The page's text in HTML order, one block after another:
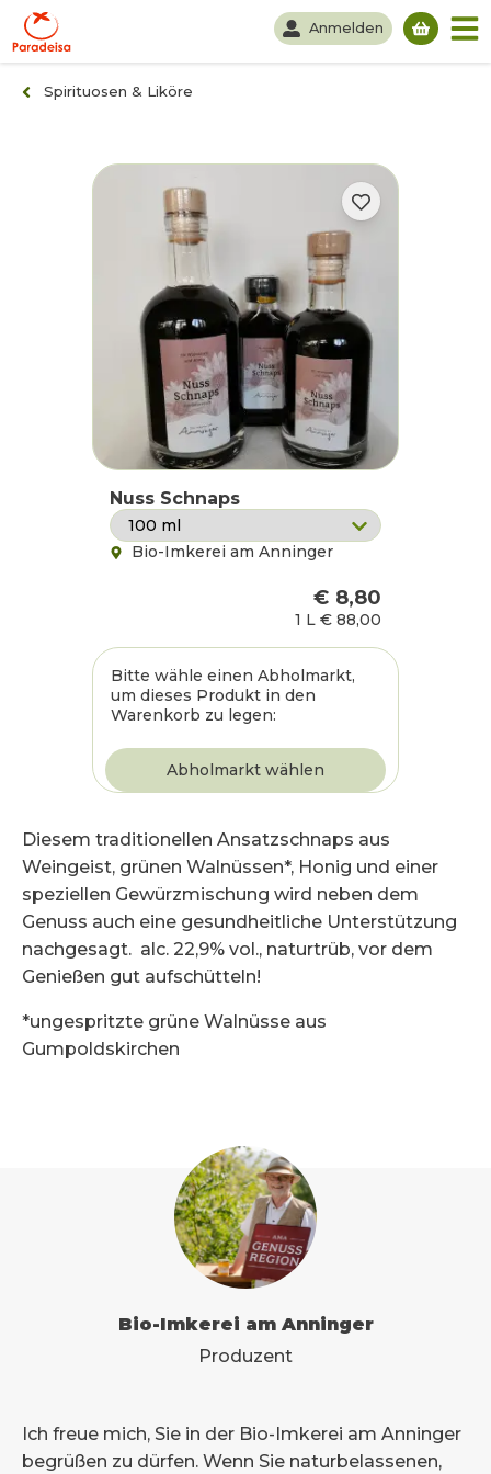
Anmelden
Spirituosen & Liköre
Nuss Schnaps
Bio-Imkerei am Anninger
€ 8,80
1 L € 88,00
Bitte wähle einen Abholmarkt,
um dieses Produkt in den
Warenkorb zu legen:
Diesem traditionellen Ansatzschnaps aus
Weingeist, grünen Walnüssen*, Honig und einer
speziellen Gewürzmischung wird neben dem
Genuss auch eine gesundheitliche Unterstützung
nachgesagt. alc. 22,9% vol., naturtrüb, vor dem
Genießen gut aufschütteln!
*ungespritzte grüne Walnüsse aus
Gumpoldskirchen
Bio-Imkerei am Anninger
Produzent
Ich freue mich, Sie in der Bio-Imkerei am Anninger
begrüßen zu dürfen. Wenn Sie naturbelassenen,